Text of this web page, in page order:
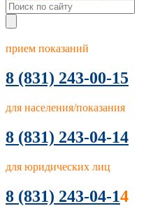
прием показаний
8 (831) 243-00-15
для населения/показания
8 (831) 243-04-14
для юридических лиц
8 (831) 243-04-14